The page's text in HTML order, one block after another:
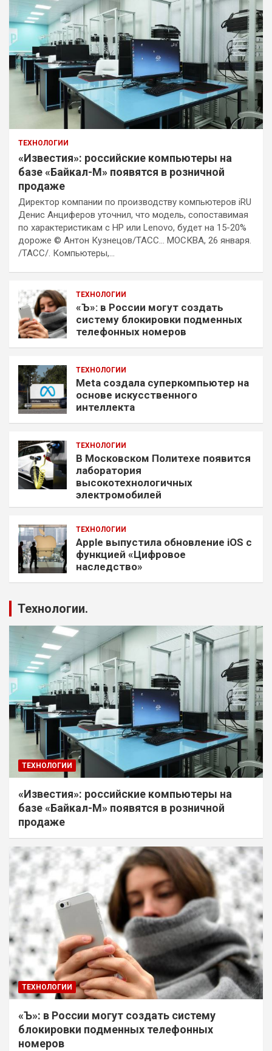
ТЕХНОЛОГИИ
«Известия»: российские компьютеры на
базе «Байкал-М» появятся в розничной
продаже
Директор компании по производству компьютеров iRU
Денис Анциферов уточнил, что модель, сопоставимая
по характеристикам с HP или Lenovo, будет на 15-20%
дороже © Антон Кузнецов/ТАСС… МОСКВА, 26 января.
/ТАСС/. Компьютеры,…
ТЕХНОЛОГИИ
«Ъ»: в России могут создать
систему блокировки подменных
телефонных номеров
ТЕХНОЛОГИИ
Meta создала суперкомпьютер на
основе искусственного
интеллекта
ТЕХНОЛОГИИ
В Московском Политехе появится
лаборатория
высокотехнологичных
электромобилей
ТЕХНОЛОГИИ
Apple выпустила обновление iOS с
функцией «Цифровое
наследство»
Технологии.
ТЕХНОЛОГИИ
«Известия»: российские компьютеры на
базе «Байкал-М» появятся в розничной
продаже
ТЕХНОЛОГИИ
«Ъ»: в России могут создать систему
блокировки подменных телефонных
номеров